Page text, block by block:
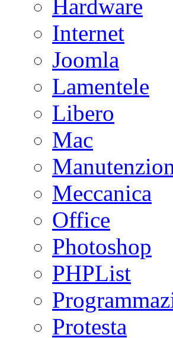
Hardware
Internet
Joomla
Lamentele
Libero
Mac
Meccanica
Office
Photoshop
PHPList
Protesta